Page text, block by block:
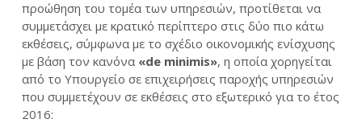
προώθηση του τομέα των υπηρεσιών, προτίθεται να
συμμετάσχει με κρατικό περίπτερο στις δύο πιο κάτω
εκθέσεις, σύμφωνα με το σχέδιο οικονομικής ενίσχυσης
με βάση τον κανόνα «de minimis», η οποία χορηγείται
από το Υπουργείο σε επιχειρήσεις παροχής υπηρεσιών
που συμμετέχουν σε εκθέσεις στο εξωτερικό για το έτος
2016: